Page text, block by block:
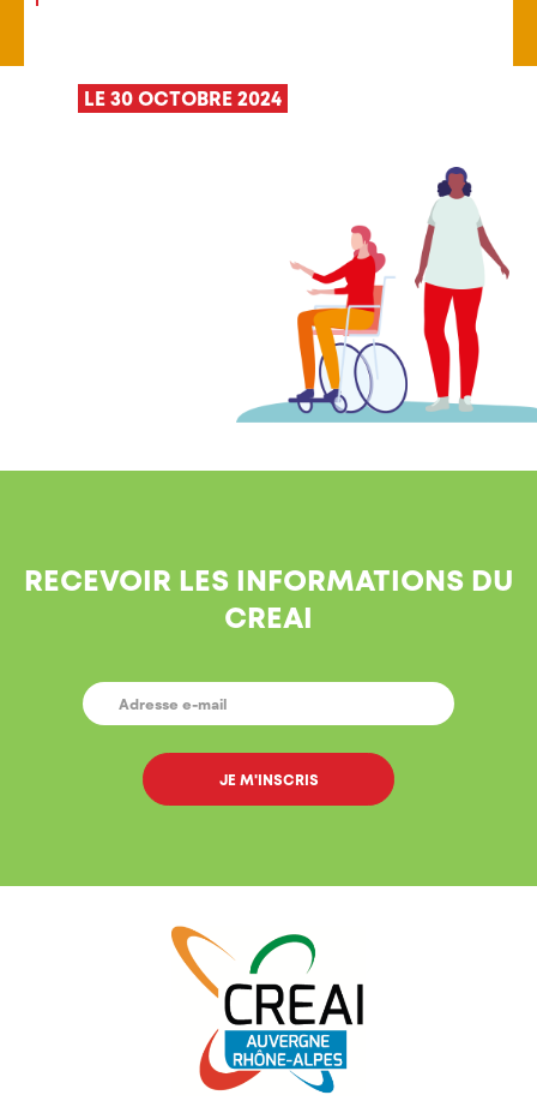
LE 30 OCTOBRE 2024
RECEVOIR LES INFORMATIONS DU
CREAI
E-
MAIL *